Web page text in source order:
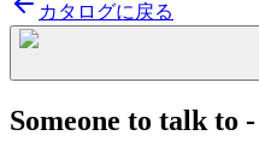
カタログに戻る
Someone to talk to